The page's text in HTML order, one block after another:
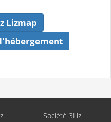
Lizmap
Société 3Liz